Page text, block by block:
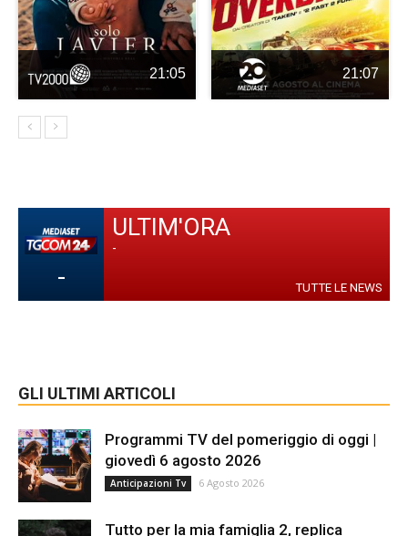
21:05 21:07
-
ULTIM'ORA
-
TUTTE LE NEWS
GLI ULTIMI ARTICOLI
Programmi TV del pomeriggio di oggi |
giovedì 6 agosto 2026
Anticipazioni Tv 6 Agosto 2026
Tutto per la mia famiglia 2, replica